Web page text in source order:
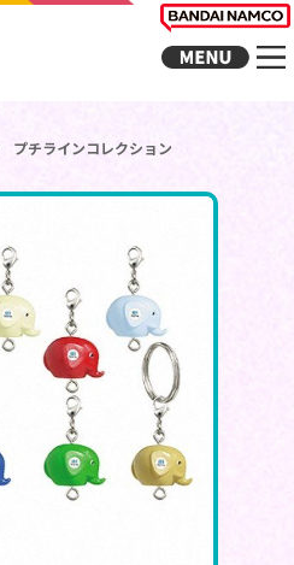
プチラインコレクション